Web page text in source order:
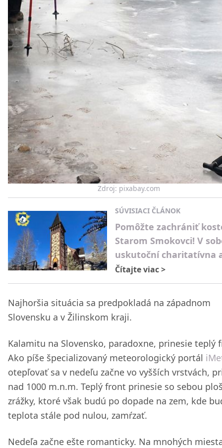
Zdroj: pixabay.com
SÚVISIACI ČLÁNOK
Pomôžte zachrániť
Starom Smokovci! V
uskutoční charitatívna
Čítajte viac>
Najhoršia situácia sa predpokladá na západnom
Slovensku a v Žilinskom kraji.
Kalamitu na Slovensko, paradoxne, prinesie teplý
Ako píše špecializovaný meteorologický portál
otepľovať sa v nedeľu začne vo vyšších vrstvách,
nad 1000 m.n.m. Teplý front prinesie so sebou
zrážky, ktoré však budú po dopade na zem, kde
teplota stále pod nulou, zamŕzať.
Nedeľa začne ešte romanticky. Na mnohých